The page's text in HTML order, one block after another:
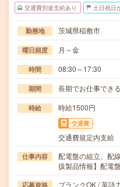
交通費別途支給あり 土日祝日
勤務地 茨城県稲敷市
曜日頻度 月～金
時間 08:30～17:30
期間 長期でお仕事でき
時給 時給1500円
交通費
交通費規定内支給
仕事内容
配電盤の組立、配
扱製品情報】配電
応募資格 ブランクOK / 英語